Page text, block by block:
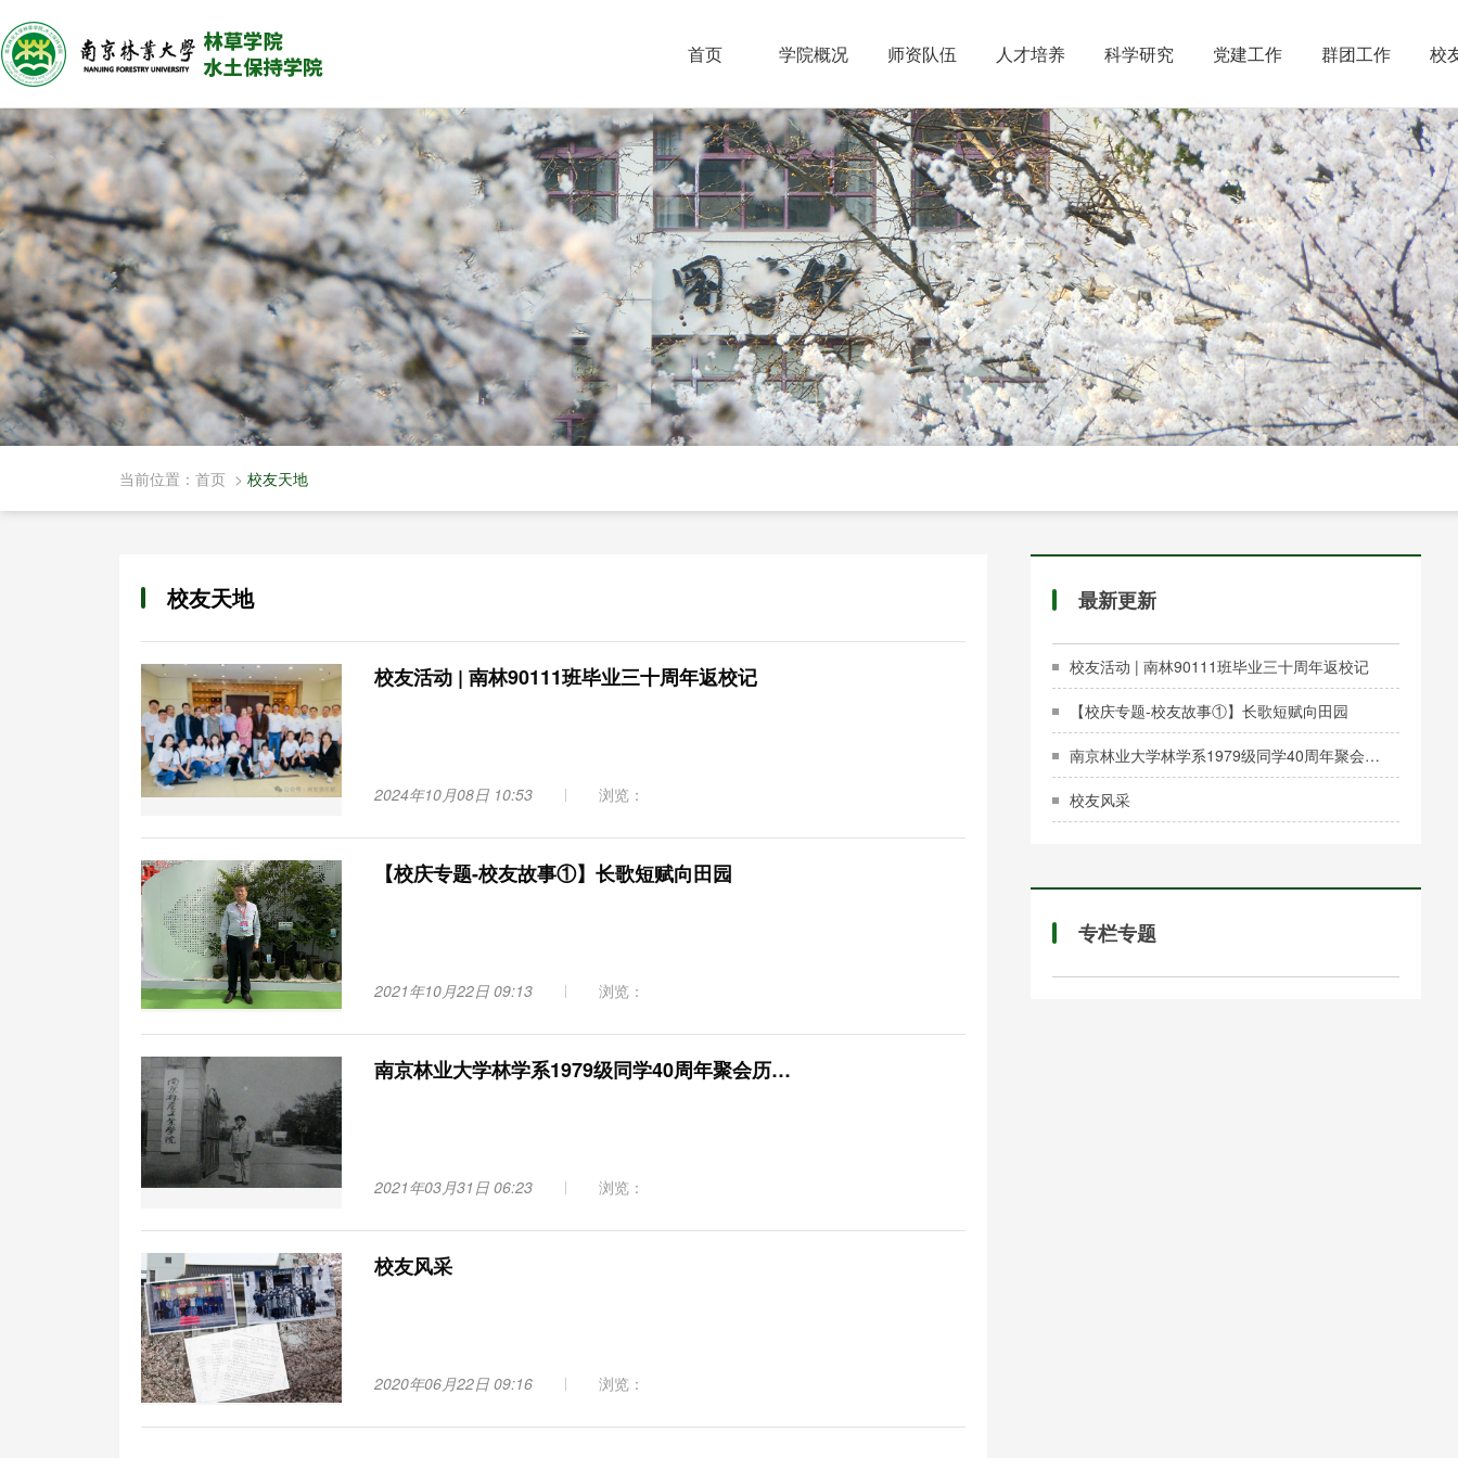
首页 学院概况 师资队伍 人才培养 科学研究 党建工作 群团工作 校
当前位置： 首页 > 校友天地
校友天地
校友活动 | 南林90111班毕业三十周年返校记
2024年10月08日 10:53 浏览：
【校庆专题-校友故事①】长歌短赋向田园
2021年10月22日 09:13 浏览：
南京林业大学林学系1979级同学40周年聚会历史照片展示
2021年03月31日 06:23 浏览：
校友风采
2020年06月22日 09:16 浏览：
最新更新
校友活动 | 南林90111班毕业三十周年返校记
【校庆专题-校友故事①】长歌短赋向田园
南京林业大学林学系1979级同学40周年聚会历史照片展示
校友风采
专栏专题